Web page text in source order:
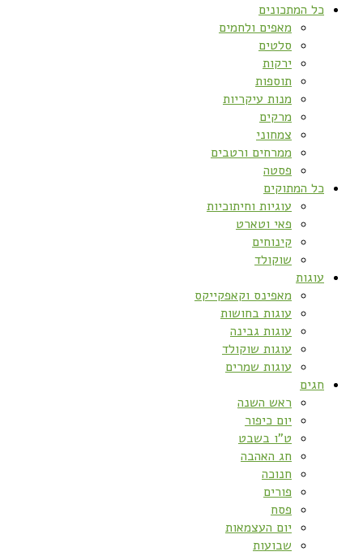
כל המתכונים
מאפים ולחמים
סלטים
ירקות
תוספות
מנות עיקריות
מרקים
צמחוני
ממרחים ורטבים
פסטה
כל המתוקים
עוגיות וחיתוכיות
פאי וטארט
קינוחים
שוקולד
עוגות
מאפינס וקאפקייקס
עוגות בחושות
עוגות גבינה
עוגות שוקולד
עוגות שמרים
חגים
ראש השנה
יום כיפור
ט”ו בשבט
חג האהבה
חנוכה
פורים
פסח
יום העצמאות
שבועות